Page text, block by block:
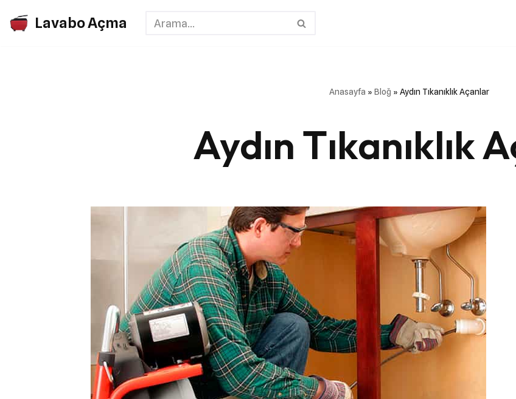
İçeriğe
Lavabo Açma
Anasayfa » Bloğ » Aydın Tıkanıklık Açanlar
Aydın Tıkanıklık